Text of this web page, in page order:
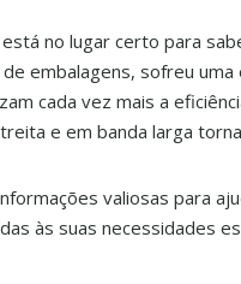
no lugar certo para
embalagens, sofreu uma
cada vez mais a
e em banda larga
valiosas para
às suas necessidades